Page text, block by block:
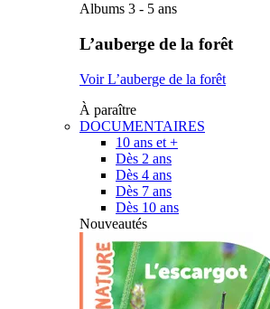
Albums 3 - 5 ans
L’auberge de la forêt
Voir L’auberge de la forêt
À paraître
DOCUMENTAIRES
10 ans et +
Dès 2 ans
Dès 4 ans
Dès 7 ans
Dès 10 ans
Nouveautés